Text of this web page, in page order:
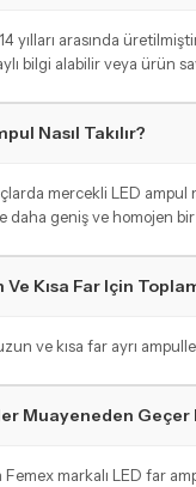
yılları arasında
bilgi alabilir veya ürün
Nasıl Takılır?
mercekli LED ampul
daha geniş ve homojen bir
Ve Kısa Far Için
ve kısa far ayrı
Muayeneden Geçer
markalı LED far